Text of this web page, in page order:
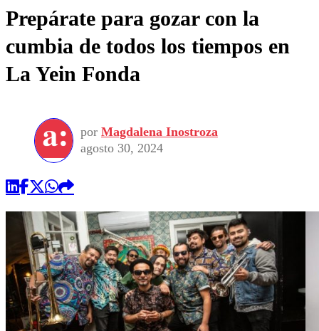
Prepárate para gozar con la
cumbia de todos los tiempos en
La Yein Fonda
por Magdalena Inostroza
agosto 30, 2024